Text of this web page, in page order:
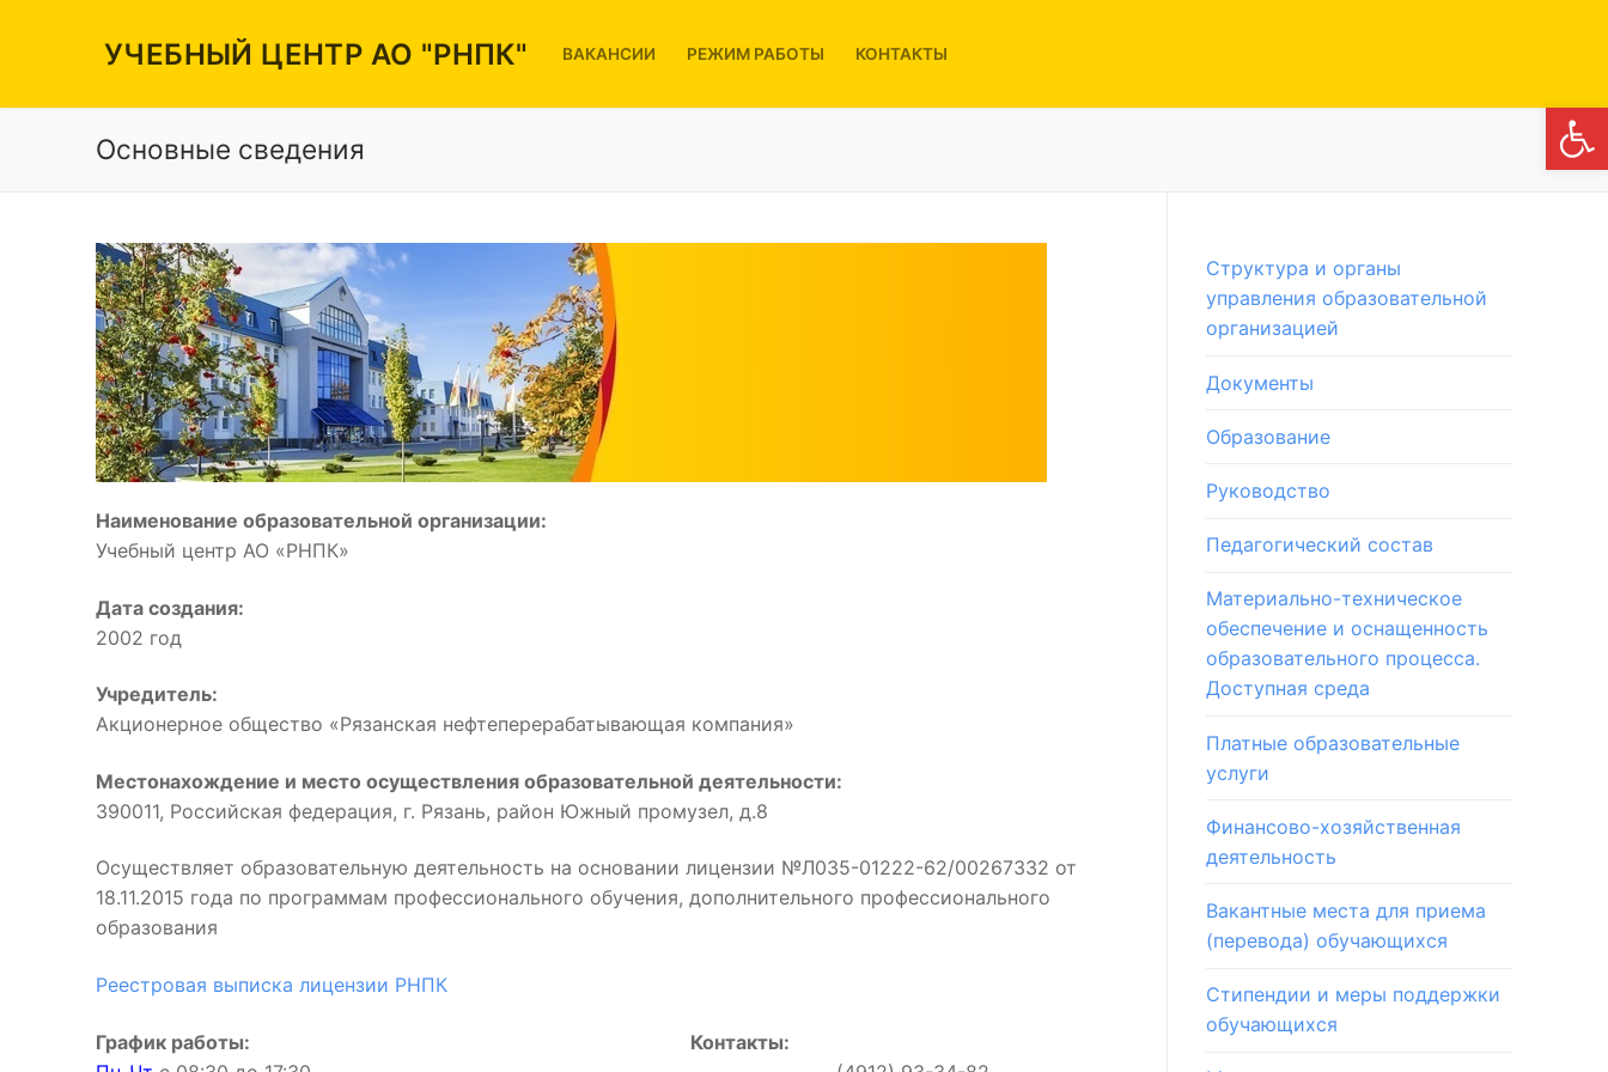
УЧЕБНЫЙ ЦЕНТР АО "РНПК" ВАКАНСИИ РЕЖИМ РАБОТЫ КОНТАКТЫ
Вакансии
Режим работы
Контакты
Основные сведения
Наименование образовательной организации:
Учебный центр АО «РНПК»
Дата создания:
2002 год
Учредитель:
Акционерное общество «Рязанская нефтеперерабатывающая компания»
Местонахождение и место осуществления образовательной деятельности:
390011, Российская федерация, г. Рязань, район Южный промузел, д.8
Осуществляет образовательную деятельность на основании лицензии №Л035-01222-62/00267332 от
18.11.2015 года по программам профессионального обучения, дополнительного профессионального
образования
Реестровая выписка лицензии РНПК
График работы: Контакты:
Структура и органы
управления образовательной
организацией
Документы
Образование
Руководство
Педагогический состав
Материально-техническое
обеспечение и оснащенность
образовательного процесса.
Доступная среда
Платные образовательные
услуги
Финансово-хозяйственная
деятельность
Вакантные места для приема
(перевода) обучающихся
Стипендии и меры поддержки
обучающихся